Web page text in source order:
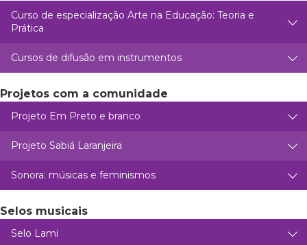
Curso de especialização Arte na Educação: Teoria e
Prática
Cursos de difusão em instrumentos
Projetos com a comunidade
Projeto Em Preto e branco
Projeto Sabiá Laranjeira
Sonora: músicas e feminismos
Selos musicais
Selo Lami